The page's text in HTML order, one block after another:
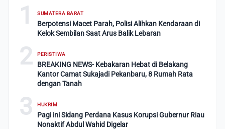
1 SUMATERA BARAT
Berpotensi Macet Parah, Polisi Alihkan Kendaraan di
Kelok Sembilan Saat Arus Balik Lebaran
2 PERISTIWA
BREAKING NEWS- Kebakaran Hebat di Belakang
Kantor Camat Sukajadi Pekanbaru, 8 Rumah Rata
dengan Tanah
3 HUKRIM
Pagi ini Sidang Perdana Kasus Korupsi Gubernur Riau
Nonaktif Abdul Wahid Digelar